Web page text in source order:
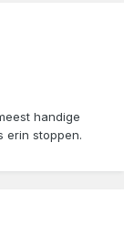
handige
erin stoppen.